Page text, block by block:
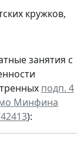
занятия с
подп. 4
Минфина
):